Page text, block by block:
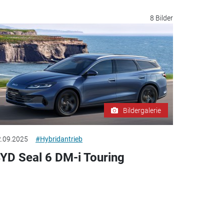
8 Bilder
Bildergalerie
#Hybridantrieb
Seal 6 DM-i Touring